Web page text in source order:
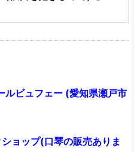
ビュフェー (愛知県瀬戸市
ップ(口琴の販売ありま